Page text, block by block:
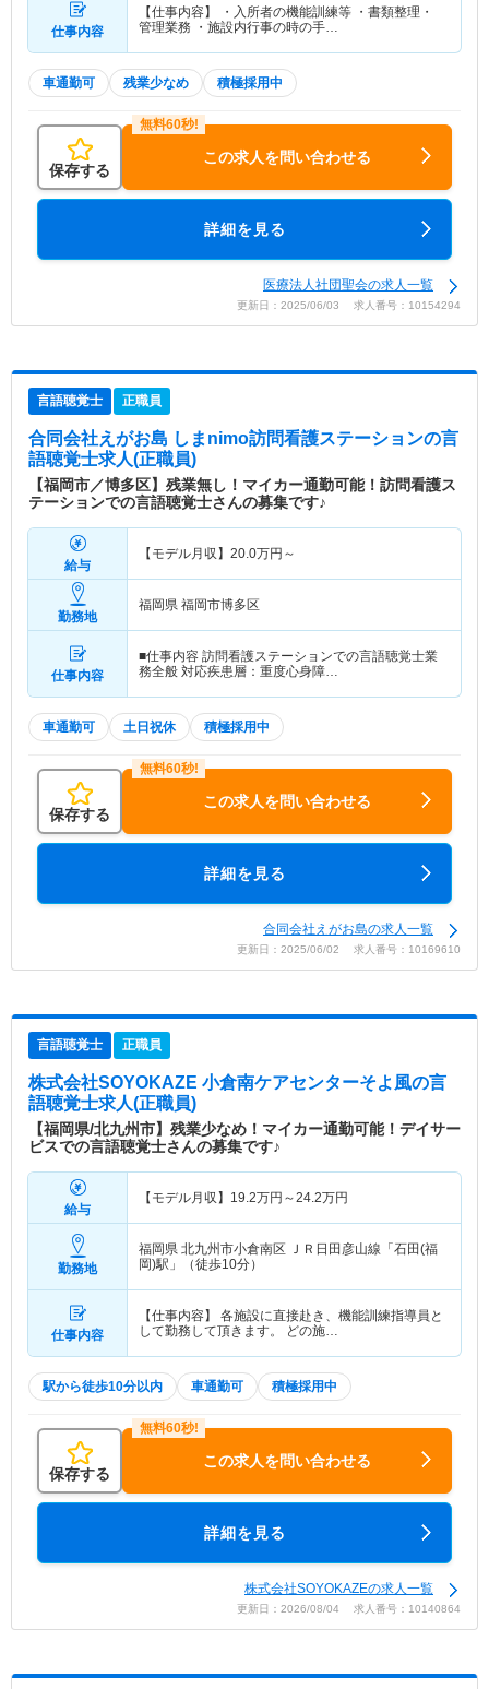
仕事内容
【仕事内容】 ・入所者の機能訓練等 ・書類整理・
管理業務 ・施設内行事の時の手…
車通勤可 残業少なめ 積極採用中
保存する
この求人を問い合わせる
詳細を見る
医療法人社団聖会の求人一覧
更新日：2025/06/03 求人番号：10154294
言語聴覚士 正職員
合同会社えがお島 しまnimo訪問看護ステーションの言
語聴覚士求人(正職員)
【福岡市／博多区】残業無し！マイカー通勤可能！訪問看護ス
テーションでの言語聴覚士さんの募集です♪
給与
【モデル月収】 20.0万円～
勤務地
福岡県 福岡市博多区
仕事内容
■仕事内容 訪問看護ステーションでの言語聴覚士業
務全般 対応疾患層：重度心身障…
車通勤可 土日祝休 積極採用中
保存する
この求人を問い合わせる
詳細を見る
合同会社えがお島の求人一覧
更新日：2025/06/02 求人番号：10169610
言語聴覚士 正職員
株式会社SOYOKAZE 小倉南ケアセンターそよ風の言
語聴覚士求人(正職員)
【福岡県/北九州市】残業少なめ！マイカー通勤可能！デイサー
ビスでの言語聴覚士さんの募集です♪
給与
【モデル月収】 19.2万円～24.2万円
勤務地
福岡県 北九州市小倉南区 ＪＲ日田彦山線「石田(福
岡)駅」（徒歩10分）
仕事内容
【仕事内容】 各施設に直接赴き、機能訓練指導員と
して勤務して頂きます。 どの施…
駅から徒歩10分以内 車通勤可 積極採用中
保存する
この求人を問い合わせる
詳細を見る
株式会社SOYOKAZEの求人一覧
更新日：2026/08/04 求人番号：10140864